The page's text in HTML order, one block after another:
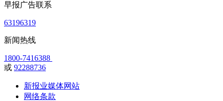
早报广告联系
63196319
新闻热线
1800-7416388
或 92288736
新报业媒体网站
网络条款